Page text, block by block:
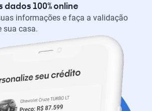
dados 100% online
informações e faça a validação
sua casa.